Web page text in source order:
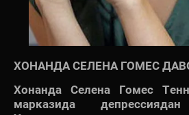
ХОНАНДА СЕЛЕНА ГОМЕС
Хонанда Селена Гомес
марказида